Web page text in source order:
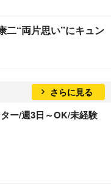
二“両片思い”にキュン
さらに見る
ー/週3日～OK/未経験